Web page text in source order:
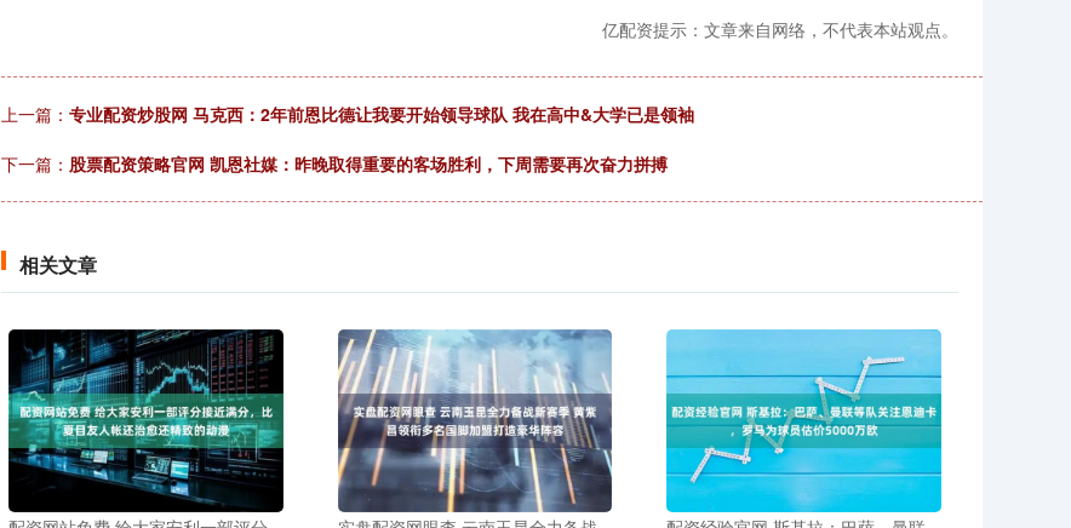
亿配资提示：文章来自网络，不代表本站观点。
上一篇： 专业配资炒股网 马克西：2年前恩比德让我要开始领导球队 我在高中&大学已是领袖
下一篇： 股票配资策略官网 凯恩社媒：昨晚取得重要的客场胜利，下周需要再次奋力拼搏
相关文章